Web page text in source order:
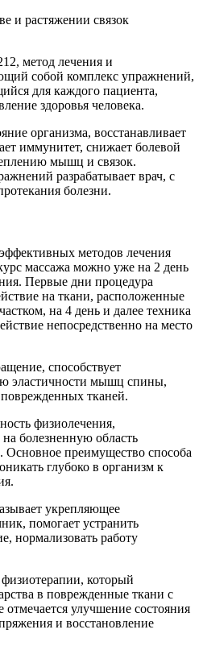
и растяжении связок
метод лечения и
собой комплекс упражнений,
для каждого пациента,
здоровья человека.
организма, восстанавливает
иммунитет, снижает болевой
мышц и связок.
разрабатывает врач, с
болезни.
методов лечения
массажа можно уже на 2 день
Первые дни процедура
на ткани, расположенные
на 4 день и далее техника
непосредственно на место
способствует
эластичности мышц спины,
тканей.
физиолечения,
на болезненную область
преимущество способа
глубоко в организм к
укрепляющее
помогает устранить
нормализовать работу
который
в поврежденные ткани с
улучшение состояния
и восстановление